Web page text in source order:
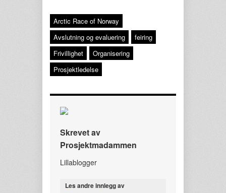
Arctic Race of Norway
Avslutning og evaluering
feiring
Frivillighet
Organisering
Prosjektledelse
Skrevet av
Prosjektmadammen
Lillablogger
Les andre innlegg av